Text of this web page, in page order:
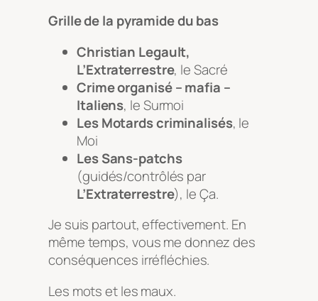
Grille de la pyramide du bas
Christian Legault,
L’Extraterrestre, le Sacré
Crime organisé – mafia –
Italiens, le Surmoi
Les Motards criminalisés, le
Moi
Les Sans-patchs
(guidés/contrôlés par
L’Extraterrestre), le Ça.
Je suis partout, effectivement. En
même temps, vous me donnez des
conséquences irréfléchies.
Les mots et les maux.